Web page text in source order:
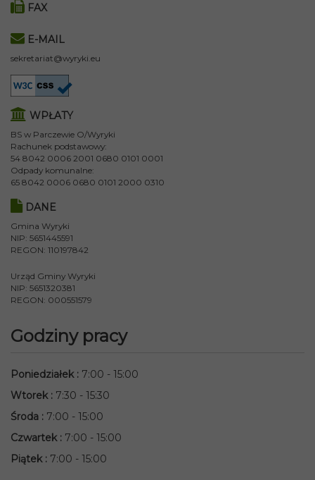
FAX
E-MAIL
sekretariat@wyryki.eu
WPŁATY
BS w Parczewie O/Wyryki
Rachunek podstawowy:
54 8042 0006 2001 0680 0101 0001
Odpady komunalne:
65 8042 0006 0680 0101 2000 0310
DANE
Gmina Wyryki
NIP: 5651445591
REGON: 110197842
Urząd Gminy Wyryki
NIP: 5651320381
REGON: 000551579
Godziny pracy
Poniedziałek : 7:00 - 15:00
Wtorek : 7:30 - 15:30
Środa : 7:00 - 15:00
Czwartek : 7:00 - 15:00
Piątek : 7:00 - 15:00